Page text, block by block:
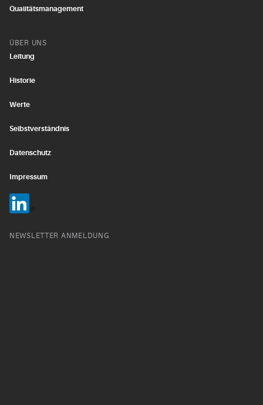
Qualitätsmanagement
ÜBER UNS
Leitung
Historie
Werte
Selbstverständnis
Datenschutz
Impressum
NEWSLETTER ANMELDUNG